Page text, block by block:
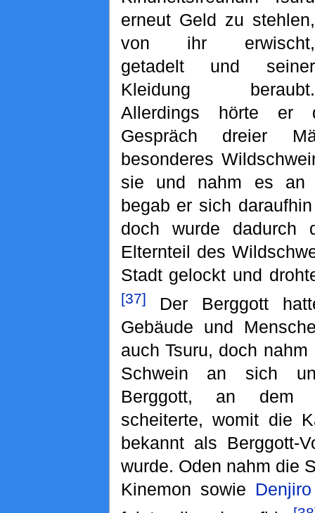
erneut Geld zu stehlen,
von ihr erwischt,
getadelt und seiner
Kleidung beraubt.
Allerdings hörte er
Gespräch dreier
besonderes
sie und nahm es an
begab er sich
doch wurde
Elternteil des
Stadt gelockt und
[37]
Der Berggott
Gebäude und
auch Tsuru, doch
Schwein an sich
Berggott, an dem
scheiterte, womit die
bekannt als Berggott-
wurde. Oden nahm die
Kinemon sowie Denjiro